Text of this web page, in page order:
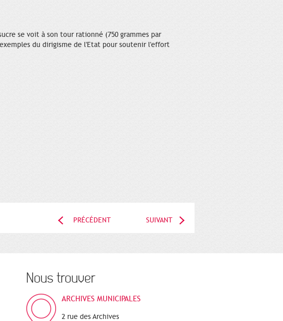
se voit à son tour rationné (750 grammes par
du dirigisme de l'Etat pour soutenir l'effort
PRÉCÉDENT SUIVANT
Nous trouver
ARCHIVES MUNICIPALES
2 rue des Archives